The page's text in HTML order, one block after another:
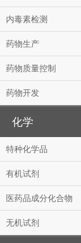
内毒素检测
药物生产
药物质量控制
药物开发
化学
特种化学品
有机试剂
医药品成分化合物
无机试剂